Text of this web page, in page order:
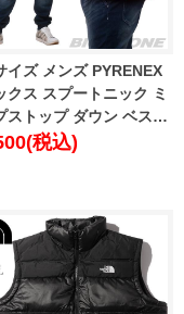
イズ メンズ PYRENEX
クス スプートニック ミ
ストップ ダウン ベスト
MINI RIPSTOP
税込)